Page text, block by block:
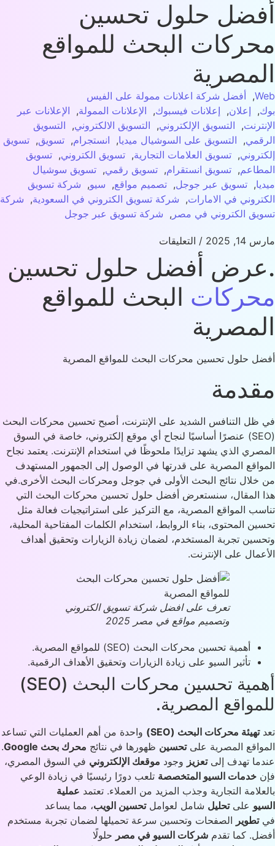
حلول تحسين
البحث للمواقع
,أفضل شركة اعلانات ممولة على الفيس
,إعلان,إعلانات فيسبوك,الإعلانات الممولة,الإعلانات عبر
,التسويق الإلكتروني, التسويق الالكتروني, التسويق
, التسويق على السوشيال ميديا,انستجرام ,تسويق,تسويق
, تسويق العلامات التجارية ,تسويق الكتروني, تسويق
,تسويق انستقرام ,تسويق رقمي, تسويق سوشيال
,تسويق عبر جوجل, تصميم مواقع,سيو,شركة تسويق
في الامارات ,شركة تسويق الكتروني في السعودية,شركة
الكتروني في مصر, شركة تسويق عبر جوجل
2025
/ التعليقات
أفضل حلول تحسين
البحث للمواقع
حلول تحسين محركات البحث للمواقع المصرية
التنافس الشديد على الإنترنت، أصبح تحسين محركات البحث
(SEO) عنصرًا أساسيًا لنجاح أي موقع إلكتروني، خاصة في السوق
الذي يشهد تزايدًا ملحوظًا في استخدام الإنترنت. يعتمد نجاح
المصرية على قدرتها في الوصول إلى الجمهور المستهدف
نتائج البحث الأولى في جوجل ومحركات البحث الأخرى.في
المقال، سنستعرض أفضل حلول تحسين محركات البحث التي
المواقع المصرية، مع التركيز على استراتيجيات فعالة مثل
المحتوى، بناء الروابط، استخدام الكلمات المفتاحية المحلية،
تجربة المستخدم، لضمان زيادة الزيارات وتحقيق أهداف
على الإنترنت.
تعرف على افضل شركة تسويق الكتروني
وتصميم مواقع في مصر 2025
أهمية تحسين محركات البحث (SEO) للمواقع المصرية.
تأثير السيو على زيادة الزيارات وتحقيق الأهداف الرقمية.
أهمية تحسين محركات البحث (SEO)
المصرية.
تهيئة محركات البحث (SEO)
واحدة من أهم العمليات التي تساعد
المصرية علىتحسينظهورها في نتائجمحرك بحث Google
.
تهدف إلىتعزيزوجودموقعك الإلكترونيفي السوق المصري،
خدمات السيو المتخصصةتلعب دورًا رئيسيًا في زيادة الوعي
التجارية وجذب المزيد من العملاء. تعتمدعملية
علىتحليلشامل لعواملتحسين الويب، مما يساعد
تطويرالصفحات وتحسين سرعة تحميلها لضمان تجربة مستخدم
كما تقدمشركات السيو في مصرحلولًا